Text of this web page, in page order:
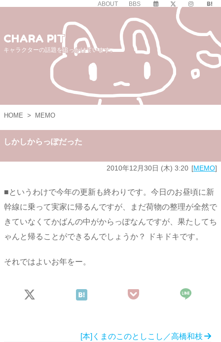
ABOUT BBS
CHARA PIT
キャラクターの話題を追っかけています。
HOME > MEMO
しかしからっぽだった
2010年12月30日 (木) 3:20 MEMO
■というわけで今年の更新も終わりです。今日のお昼頃に新
幹線に乗って実家に帰るんですが、まだ荷物の整理が全然で
きていなくてかばんの中がからっぽなんですが、果たしてち
ゃんと帰ることができるんでしょうか？ ドキドキです。
それではよいお年をー。
[本]くまのこのとしこし／高橋和枝